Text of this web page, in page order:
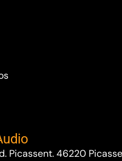
Picassent. 46220